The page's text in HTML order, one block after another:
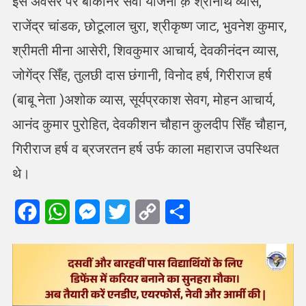
राजेंद्र चांडक, छोटूलाल चुरा, श्रीकृष्ण जाट, भुवनेश कुमार,
श्रीमती मीना आसेरी, शिवकुमार आचार्य, देवकीनंदन व्यास,
जोगेंद्र सिँह, तुलछी दास छंगानी, विनोद हर्ष, गिरीराज हर्ष
(बाबू नेता )अशोक व्यास, सूर्यप्रकाश सेवग, मोहन आचार्य,
आनंद कुमार पुरोहित, देवकीशन चौहान कुलदीप सिँह चौहान,
गिरीराज हर्ष व ब्रजरतन हर्ष उर्फ काला महाराज उपस्थित
थे।
FacebookWhatsAppMessenger
Twitter
Copy